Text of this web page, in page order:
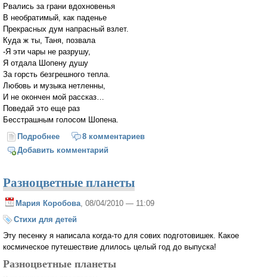
Рвались за грани вдохновенья
В необратимый, как паденье
Прекрасных дум напрасный взлет.
Куда ж ты, Таня, позвала
-Я эти чары не разрушу,
Я отдала Шопену душу
За горсть безгрешного тепла.
Любовь и музыка нетленны,
И не окончен мой рассказ…
Поведай это еще раз
Бесстрашным голосом Шопена.
Подробнее о Любимцам искусства (дилогия)
8 комментариев
Добавить комментарий
Разноцветные планеты
Мария Коробова , 08/04/2010 — 11:09
Стихи для детей
Эту песенку я написала когда-то для сових подготовишек. Какое
космическое путешествие длилось целый год до выпуска!
Разноцветные планеты